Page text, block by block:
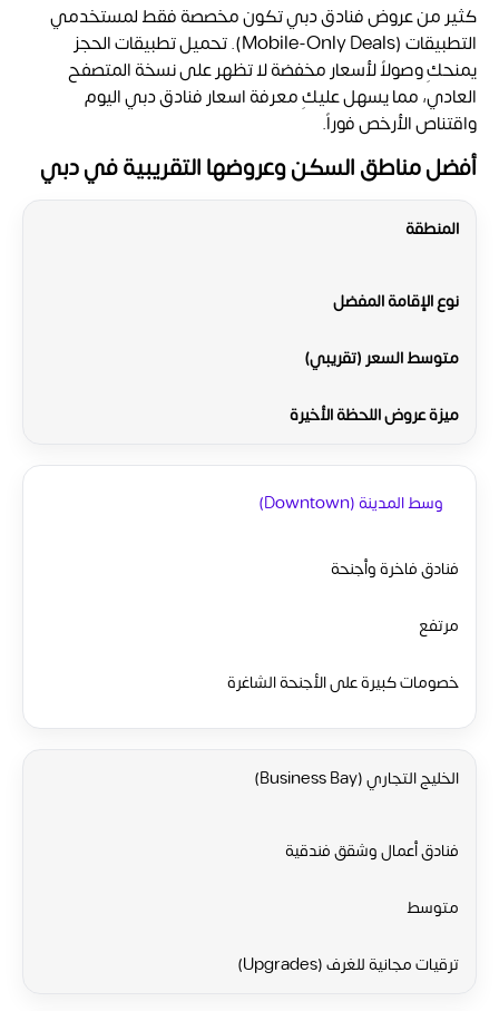
كثير منعروض فنادق دبي تكون مخصصة فقط لمستخدمي
التطبيقات (Mobile-Only Deals). تحميل تطبيقات الحجز
يمنحكِ وصولاً لأسعار مخفضة لا تظهر على نسخة المتصفح
العادي، مما يسهل عليكِ معرفة اسعار فنادق دبي اليوم
واقتناص الأرخص فوراً.
أفضل مناطق السكن وعروضها التقريبية في دبي
المنطقة
نوع الإقامة المفضل
متوسط السعر (تقريبي)
ميزة عروض اللحظة الأخيرة
وسط المدينة (Downtown)
فنادق فاخرة وأجنحة
مرتفع
خصومات كبيرة على الأجنحة الشاغرة
الخليج التجاري (Business Bay)
فنادق أعمال وشقق فندقية
متوسط
ترقيات مجانية للغرف (Upgrades)